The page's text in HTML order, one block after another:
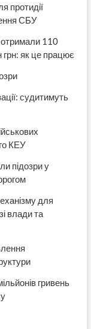
протидії
СБУ
110
грн: як це працює
судитимуть
КЕУ
підозри у
для
влади та
гривень